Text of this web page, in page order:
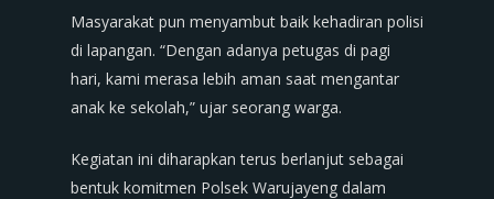
Masyarakat pun menyambut baik kehadiran polisi
di lapangan. “Dengan adanya petugas di pagi
hari, kami merasa lebih aman saat mengantar
anak ke sekolah,” ujar seorang warga.
Kegiatan ini diharapkan terus berlanjut sebagai
bentuk komitmen Polsek Warujayeng dalam